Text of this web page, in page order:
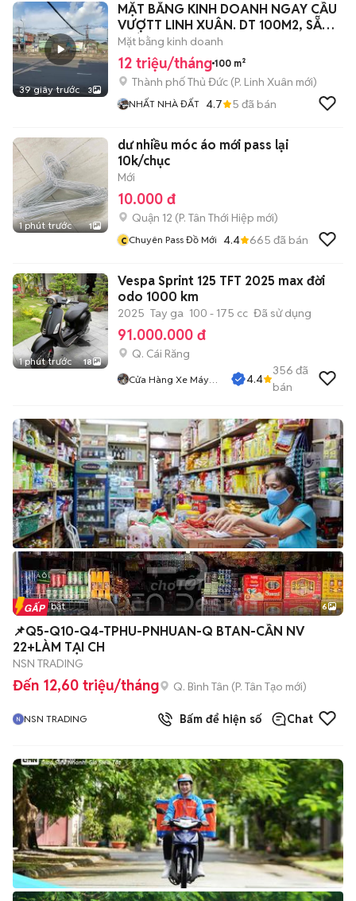
39 giây trước 3
MẶT BẰNG KINH DOANH NGAY CẦU
VƯỢTT LINH XUÂN. DT 100M2, SẴN 1
PHÒNG
Mặt bằng kinh doanh
12 triệu/tháng 100 m²
Thành phố Thủ Đức (P. Linh Xuân mới)
NHẤT NHÀ ĐẤT 4.7 5 đã bán
1 phút trước 1
dư nhiều móc áo mới pass lại
10k/chục
Mới
10.000 đ
Quận 12 (P. Tân Thới Hiệp mới)
c Chuyên Pass Đồ Mới 4.4 665 đã bán
1 phút trước 18
Vespa Sprint 125 TFT 2025 max đời
odo 1000 km
2025 Tay ga 100 - 175 cc Đã sử dụng
91.000.000 đ
Q. Cái Răng
Cửa Hàng Xe Máy
4.4
356 đã
bán
+2
Tin nổi bật 6
📌Q5-Q10-Q4-TPHU-PNHUAN-Q BTAN-CẦN NV
22+LÀM TẠI CH
NSN TRADING
Đến 12,60 triệu/tháng Q. Bình Tân (P. Tân Tạo mới)
NSN TRADING Bấm để hiện số Chat